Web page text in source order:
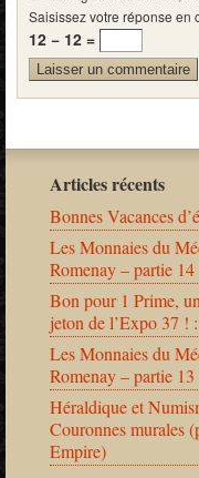
Saisissez votre réponse en
12 − 12 =
Articles récents
Bonnes Vacances
Les Monnaies du
Romenay – partie 14
Bon pour 1 Prime,
jeton de l’Expo 37 ! :
Les Monnaies du
Romenay – partie 13
Héraldique et
Couronnes murales
Empire)